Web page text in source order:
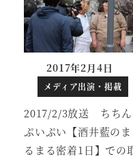
2017/2/3放送 ちちん
ぷいぷい【酒井藍のま
るまる密着1日】での
投稿日
2017年2月4日
メディア出演・掲載